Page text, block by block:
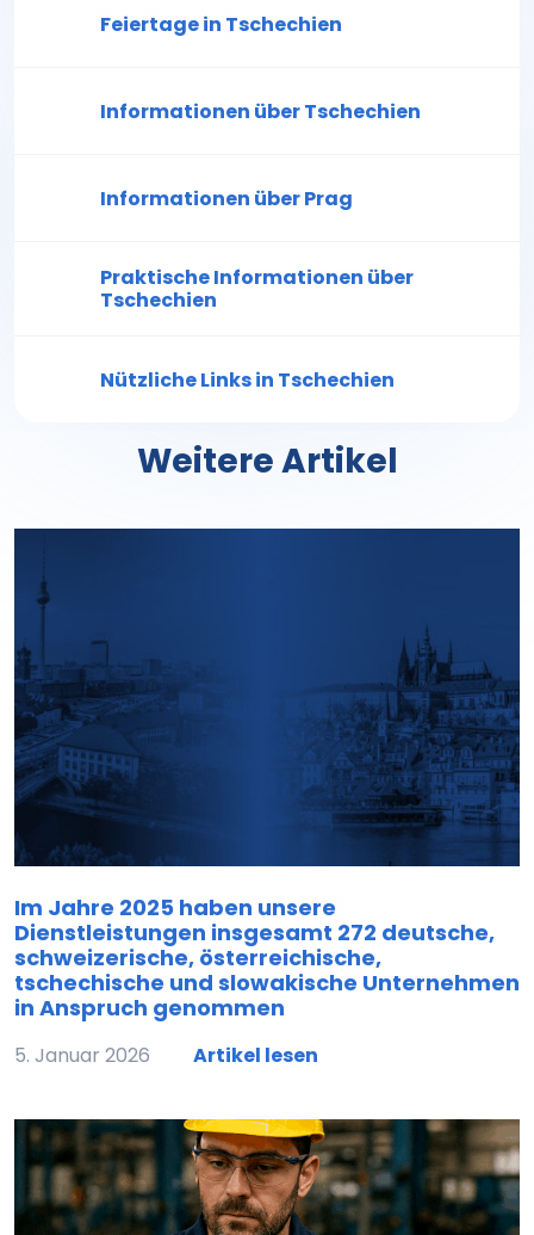
Feiertage in Tschechien
Informationen über Tschechien
Informationen über Prag
Praktische Informationen über
Tschechien
Nützliche Links in Tschechien
Weitere Artikel
Im Jahre 2025 haben unsere
Dienstleistungen insgesamt 272 deutsche,
schweizerische, österreichische,
tschechische und slowakische Unternehmen
in Anspruch genommen
5. Januar 2026 Artikel lesen